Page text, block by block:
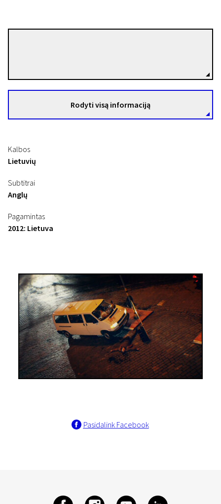
Rodyti visą informaciją
Kalbos
Lietuvių
Subtitrai
Anglų
Pagamintas
2012: Lietuva
Pasidalink Facebook